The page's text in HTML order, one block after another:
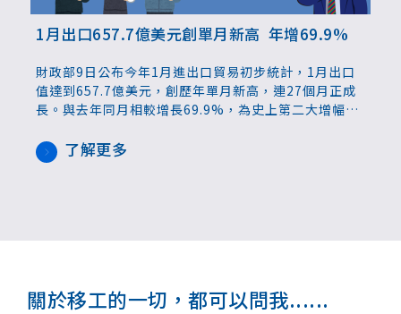
1月出口657.7億美元創單月新高 年增69.9%
財政部9日公布今年1月進出口貿易初步統計，1月出口
值達到657.7億美元，創歷年單月新高，連27個月正成
長。與去年同月相較增長69.9%，為史上第二大增幅。
了解更多
關於移工的一切，都可以問我......